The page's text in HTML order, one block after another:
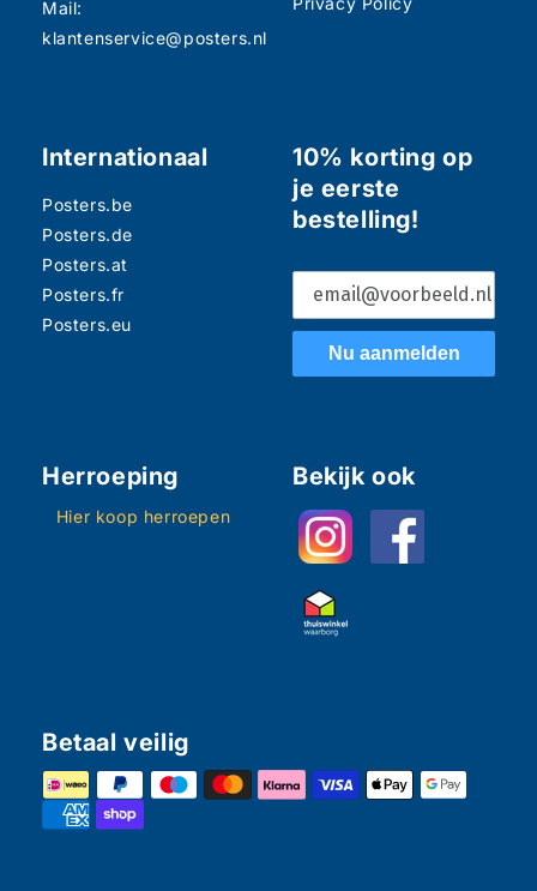
Mail:
klantenservice@posters.nl
Internationaal
Posters.be
Posters.de
Posters.at
Posters.fr
Posters.eu
10% korting op
je eerste
bestelling!
Nu aanmelden
Herroeping
Hier koop herroepen
Bekijk ook
Betaal veilig